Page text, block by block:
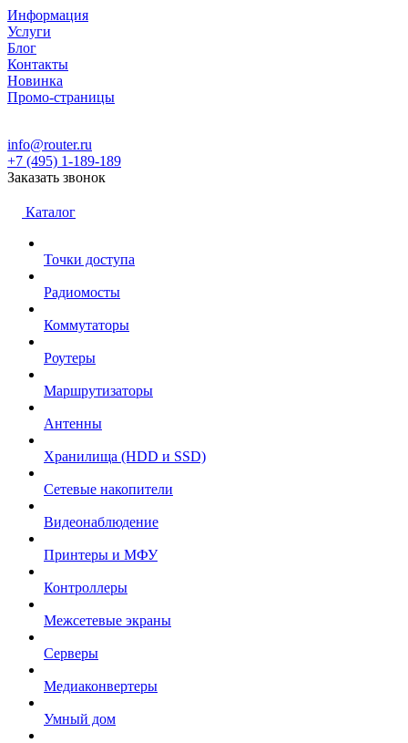
Информация
Услуги
Блог
Контакты
Новинка
Промо-страницы
info@router.ru
+7 (495) 1-189-189
Заказать звонок
Каталог
Точки доступа
Радиомосты
Коммутаторы
Роутеры
Маршрутизаторы
Антенны
Хранилища (HDD и SSD)
Сетевые накопители
Видеонаблюдение
Принтеры и МФУ
Контроллеры
Межсетевые экраны
Серверы
Медиаконвертеры
Умный дом